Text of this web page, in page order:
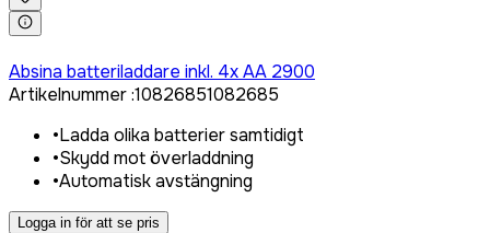
Absina batteriladdare inkl. 4x AA 2900
Artikelnummer:10826851082685
•Ladda olika batterier samtidigt
•Skydd mot överladdning
•Automatisk avstängning
Logga in för att se pris